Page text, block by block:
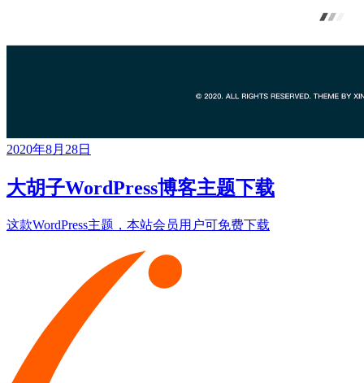
2020年8月28日
大胡子WordPress博客主题下载
这款WordPress主题，本站会员用户可免费下载